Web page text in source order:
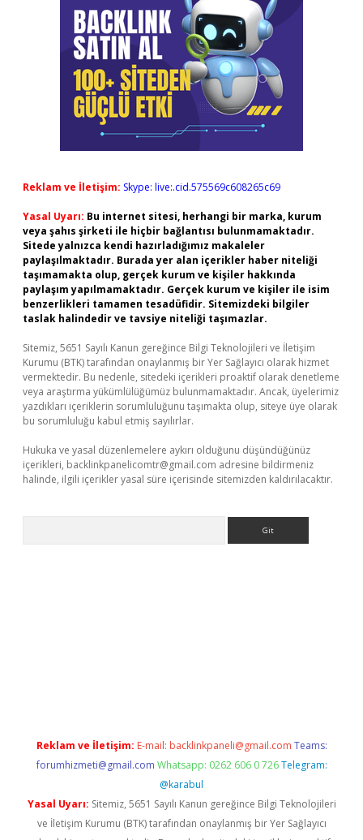
Reklam ve İletişim: Skype: live:.cid.575569c608265c69
Yasal Uyarı: Bu internet sitesi, herhangi bir marka, kurum
veya şahıs şirketi ile hiçbir bağlantısı bulunmamaktadır.
Sitede yalnızca kendi hazırladığımız makaleler
paylaşılmaktadır. Burada yer alan içerikler haber niteliği
taşımamakta olup, gerçek kurum ve kişiler hakkında
paylaşım yapılmamaktadır. Gerçek kurum ve kişiler ile isim
benzerlikleri tamamen tesadüfidir. Sitemizdeki bilgiler
taslak halindedir ve tavsiye niteliği taşımazlar.
Sitemiz, 5651 Sayılı Kanun gereğince Bilgi Teknolojileri ve İletişim
Kurumu (BTK) tarafından onaylanmış bir Yer Sağlayıcı olarak hizmet
vermektedir. Bu nedenle, sitedeki içerikleri proaktif olarak denetleme
veya araştırma yükümlülüğümüz bulunmamaktadır. Ancak, üyelerimiz
yazdıkları içeriklerin sorumluluğunu taşımakta olup, siteye üye olarak
bu sorumluluğu kabul etmiş sayılırlar.
Hukuka ve yasal düzenlemelere aykırı olduğunu düşündüğünüz
içerikleri, backlinkpanelicomtr@gmail.com adresine bildirmeniz
halinde, ilgili içerikler yasal süre içerisinde sitemizden kaldırılacaktır.
Reklam ve İletişim: E-mail: backlinkpaneli@gmail.com Teams:
forumhizmeti@gmail.com Whatsapp: 0262 606 0 726 Telegram:
@karabul
Yasal Uyarı: Sitemiz, 5651 Sayılı Kanun gereğince Bilgi Teknolojileri
ve İletişim Kurumu (BTK) tarafından onaylanmış bir Yer Sağlayıcı